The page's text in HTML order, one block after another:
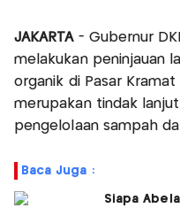
JAKARTA - Gubernur
melakukan peninjauan
organik di Pasar Kramat
merupakan tindak
pengelolaan sampah
Baca Juga :
Siapa